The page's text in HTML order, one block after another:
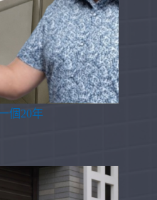
個20年